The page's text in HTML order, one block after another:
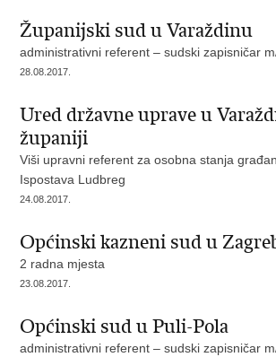
Županijski sud u Varaždinu
administrativni referent – sudski zapisničar
28.08.2017.
Ured državne uprave u
županiji
Viši upravni referent za osobna stanja
Ispostava Ludbreg
24.08.2017.
Općinski kazneni sud u
2 radna mjesta
23.08.2017.
Općinski sud u Puli-Pola
administrativni referent – sudski zapisničar